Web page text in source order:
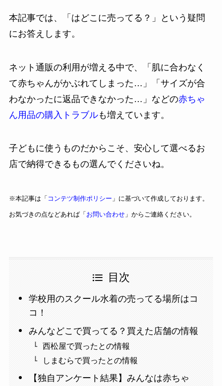
本記事では、「はどこに売ってる？」という疑問
にお答えします。
ネット通販の利用が増える中で、「肌に合わなく
て赤ちゃんがかぶれてしまった…」「サイズが合
わなかったに返品できなかった…」などの赤ちゃ
ん用品の購入トラブルも増えています。
子どもに使うものだからこそ、安心して選べるお
店で納得できるもの選んでくださいね。
※本記事は「 コンテツ制作ポリシー 」に基づいて作成しております。
お気づきの点などあれば「 お問い合わせ」からご連絡ください。
目次
学校用のスクール水着の売ってる場所はコ
コ！
みんなどこで買ってる？買えた店舗の情報
西松屋で買ったとの情報
しまむらで買ったとの情報
【独自アンケート結果】みんなは赤ちゃ